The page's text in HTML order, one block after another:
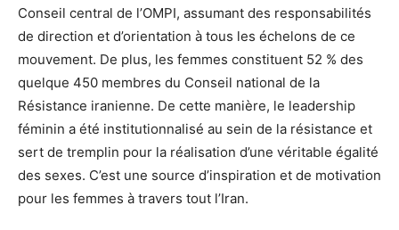
Conseil central de l’OMPI, assumant des responsabilités
de direction et d’orientation à tous les échelons de ce
mouvement. De plus, les femmes constituent 52 % des
quelque 450 membres du Conseil national de la
Résistance iranienne. De cette manière, le leadership
féminin a été institutionnalisé au sein de la résistance et
sert de tremplin pour la réalisation d’une véritable égalité
des sexes. C’est une source d’inspiration et de motivation
pour les femmes à travers tout l’Iran.